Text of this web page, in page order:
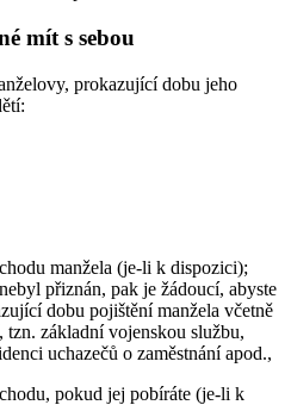
mít s sebou
prokazující dobu jeho
manžela (je-li k dispozici);
přiznán, pak je žádoucí, abyste
dobu pojištění manžela včetně
tzn. základní vojenskou službu,
uchazečů o zaměstnání apod.,
pokud jej pobíráte (je-li k